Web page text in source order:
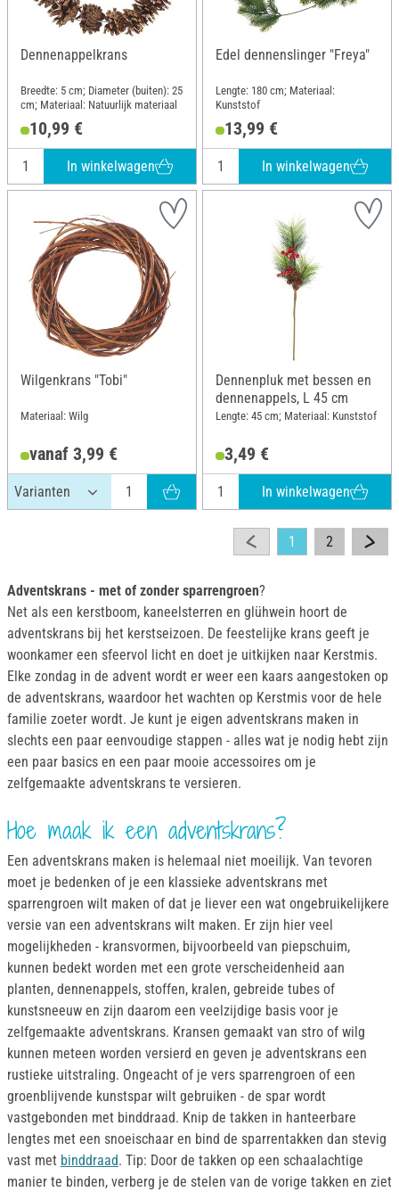
Dennenappelkrans
Breedte: 5 cm; Diameter (buiten): 25
cm; Materiaal: Natuurlijk materiaal
10,99 €
In winkelwagen
Edel dennenslinger "Freya"
Lengte: 180 cm; Materiaal:
Kunststof
13,99 €
In winkelwagen
Wilgenkrans "Tobi"
Materiaal: Wilg
vanaf 3,99 €
Dennenpluk met bessen en
dennenappels, L 45 cm
Lengte: 45 cm; Materiaal: Kunststof
3,49 €
In winkelwagen
1 2
Adventskrans - met of zonder sparrengroen?
Net als een kerstboom, kaneelsterren en glühwein hoort de
adventskrans bij het kerstseizoen. De feestelijke krans geeft je
woonkamer een sfeervol licht en doet je uitkijken naar Kerstmis.
Elke zondag in de advent wordt er weer een kaars aangestoken op
de adventskrans, waardoor het wachten op Kerstmis voor de hele
familie zoeter wordt. Je kunt je eigen adventskrans maken in
slechts een paar eenvoudige stappen - alles wat je nodig hebt zijn
een paar basics en een paar mooie accessoires om je
zelfgemaakte adventskrans te versieren.
Hoe maak ik een adventskrans?
Een adventskrans maken is helemaal niet moeilijk. Van tevoren
moet je bedenken of je een klassieke adventskrans met
sparrengroen wilt maken of dat je liever een wat ongebruikelijkere
versie van een adventskrans wilt maken. Er zijn hier veel
mogelijkheden - kransvormen, bijvoorbeeld van piepschuim,
kunnen bedekt worden met een grote verscheidenheid aan
planten, dennenappels, stoffen, kralen, gebreide tubes of
kunstsneeuw en zijn daarom een veelzijdige basis voor je
zelfgemaakte adventskrans. Kransen gemaakt van stro of wilg
kunnen meteen worden versierd en geven je adventskrans een
rustieke uitstraling. Ongeacht of je vers sparrengroen of een
groenblijvende kunstspar wilt gebruiken - de spar wordt
vastgebonden met binddraad. Knip de takken in hanteerbare
lengtes met een snoeischaar en bind de sparrentakken dan stevig
vast met binddraad. Tip: Door de takken op een schaalachtige
manier te binden, verberg je de stelen van de vorige takken en ziet